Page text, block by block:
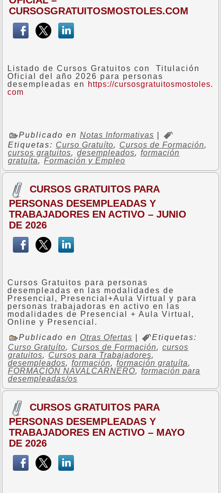
CURSOSGRATUITOSMOSTOLES.COM
Listado de Cursos Gratuitos con Titulación
Oficial del año 2026 para personas
desempleadas en
https://cursosgratuitosmostoles.
com
Publicado en Notas Informativas
Etiquetas: Curso Gratuíto, Cursos de Formación,
cursos gratuitos, desempleados, formación
gratuíta, Formación y Empleo
CURSOS GRATUITOS PARA
PERSONAS DESEMPLEADAS Y
TRABAJADORES EN ACTIVO – JUNIO
DE 2026
Cursos Gratuitos para personas
desempleadas en las modalidades de
Presencial, Presencial+Aula Virtual y para
personas trabajadoras en activo en las
modalidades de Presencial + Aula Virtual,
Online y Presencial.
Publicado en Otras Ofertas
Etiquetas:
Curso Gratuíto, Cursos de Formación, cursos
gratuitos, Cursos para Trabajadores,
desempleados, formación, formación gratuíta,
FORMACIÓN NAVALCARNERO, formación para
desempleadas/os
CURSOS GRATUITOS PARA
PERSONAS DESEMPLEADAS Y
TRABAJADORES EN ACTIVO – MAYO
DE 2026